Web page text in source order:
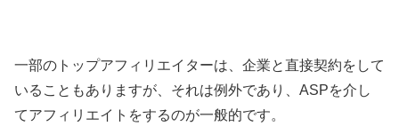
一部のトップアフィリエイターは、企業と直接契約をして
いることもありますが、それは例外であり、ASPを介し
てアフィリエイトをするのが一般的です。